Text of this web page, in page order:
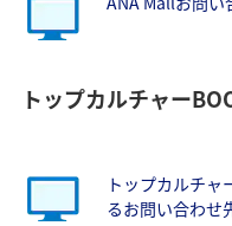
トップカルチャー
トップカルチャ
るお問い合わせ